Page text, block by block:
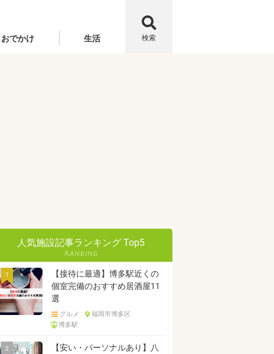
おでかけ 生活 検索
人気施設記事ランキング Top5
1
【接待に最適】博多駅近くの
個室完備のおすすめ居酒屋11
選
グルメ
福岡市博多区
博多駅
2
【安い・パーソナルあり】八